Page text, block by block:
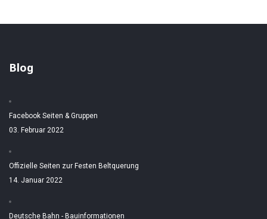
Blog
Facebook Seiten & Gruppen
03. Februar 2022
Offizielle Seiten zur Festen Beltquerung
14. Januar 2022
Deutsche Bahn - Bauinformationen